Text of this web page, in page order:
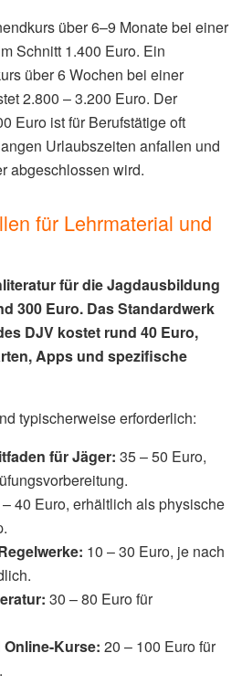
über 6–9 Monate bei einer
Schnitt 1.400 Euro. Ein
über 6 Wochen bei einer
2.800 – 3.200 Euro. Der
Euro ist für Berufstätige oft
Urlaubszeiten anfallen und
abgeschlossen wird.
für Lehrmaterial und
für die Jagdausbildung
300 Euro. Das Standardwerk
DJV kostet rund 40 Euro,
Apps und spezifische
typischerweise erforderlich:
für Jäger: 35 – 50 Euro,
40 Euro, erhältlich als physische
10 – 30 Euro, je nach
30 – 80 Euro für
Kurse: 20 – 100 Euro für